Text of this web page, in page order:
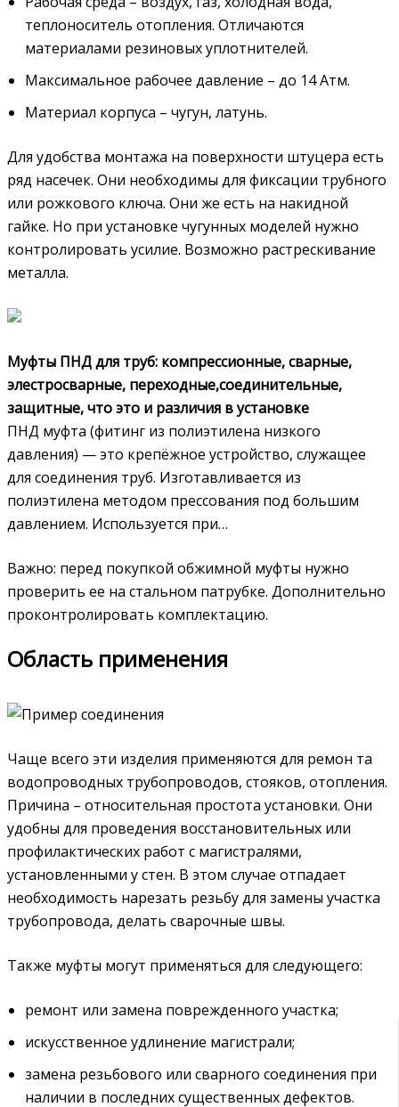
теплоноситель отопления. Отличаются
материалами резиновых уплотнителей.
Максимальное рабочее давление – до 14 Атм.
Материал корпуса – чугун, латунь.
Для удобства монтажа на поверхности штуцера есть
ряд насечек. Они необходимы для фиксации трубного
или рожкового ключа. Они же есть на накидной
гайке. Но при установке чугунных моделей нужно
контролировать усилие. Возможно растрескивание
металла.
Муфты ПНД для труб: компрессионные, сварные,
элестросварные, переходные,соединительные,
защитные, что это и различия в установке
ПНД муфта (фитинг из полиэтилена низкого
давления) — это крепёжное устройство, служащее
для соединения труб. Изготавливается из
полиэтилена методом прессования под большим
давлением. Используется при…
Важно: перед покупкой обжимной муфты нужно
проверить ее на стальном патрубке. Дополнительно
проконтролировать комплектацию.
Область применения
Чаще всего эти изделия применяются для ремон та
водопроводных трубопроводов, стояков, отопления.
Причина – относительная простота установки. Они
удобны для проведения восстановительных или
профилактических работ с магистралями,
установленными у стен. В этом случае отпадает
необходимость нарезать резьбу для замены участка
трубопровода, делать сварочные швы.
Также муфты могут применяться для следующего:
ремонт или замена поврежденного участка;
искусственное удлинение магистрали;
замена резьбового или сварного соединения при
наличии в последних существенных дефектов.